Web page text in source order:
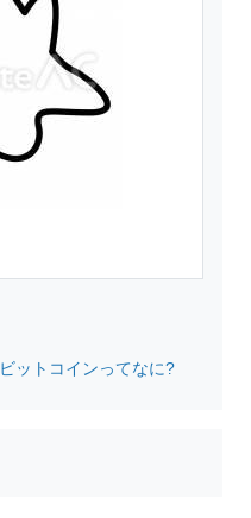
ビットコインってなに?